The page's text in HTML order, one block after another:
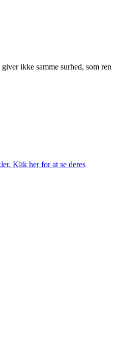
ikke samme surhed, som ren
Klik her for at se deres